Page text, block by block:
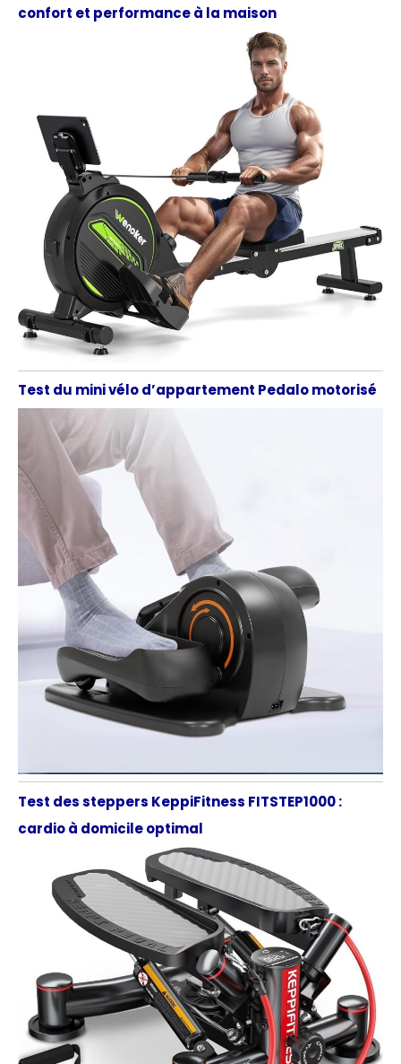
confort et performance à la maison
Test du mini vélo d’appartement Pedalo motorisé
Test des steppers KeppiFitness FITSTEP1000 :
cardio à domicile optimal